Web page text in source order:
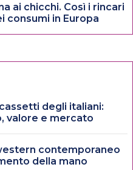
ai chicchi. Così i rincari
consumi in Europa
degli italiani:
valore e mercato
contemporaneo
della mano